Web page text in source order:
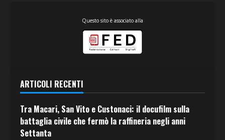
Questo sito è associato alla
ARTICOLI RECENTI
Tra Macari, San Vito e Custonaci: il docufilm sulla
battaglia civile che fermò la raffineria negli anni
Settanta